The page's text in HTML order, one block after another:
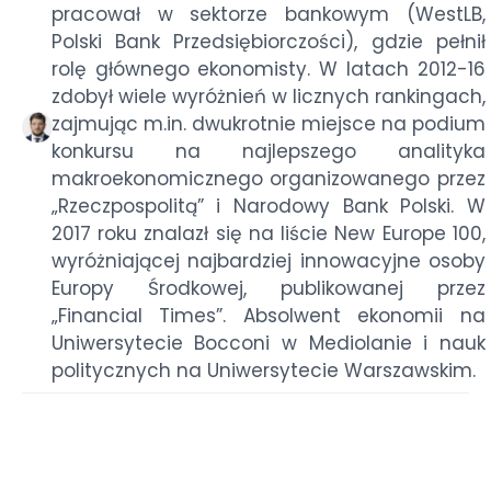
pracował w sektorze bankowym (WestLB,
Polski Bank Przedsiębiorczości), gdzie pełnił
rolę głównego ekonomisty. W latach 2012-16
zdobył wiele wyróżnień w licznych rankingach,
zajmując m.in. dwukrotnie miejsce na podium
konkursu na najlepszego analityka
makroekonomicznego organizowanego przez
„Rzeczpospolitą” i Narodowy Bank Polski. W
2017 roku znalazł się na liście New Europe 100,
wyróżniającej najbardziej innowacyjne osoby
Europy Środkowej, publikowanej przez
„Financial Times”. Absolwent ekonomii na
Uniwersytecie Bocconi w Mediolanie i nauk
politycznych na Uniwersytecie Warszawskim.